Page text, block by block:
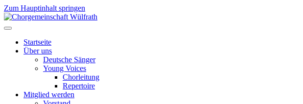
Zum Hauptinhalt springen
Startseite
Über uns
Deutsche Sänger
Young Voices
Chorleitung
Repertoire
Mitglied werden